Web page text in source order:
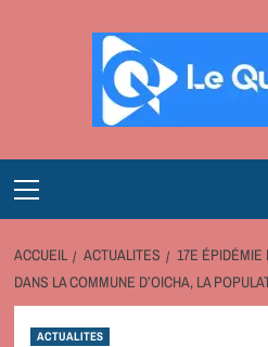
Menu
ACCUEIL ACTUALITES
17E ÉPIDÉMIE
DANS LA COMMUNE D’OICHA, LA
ACTUALITES